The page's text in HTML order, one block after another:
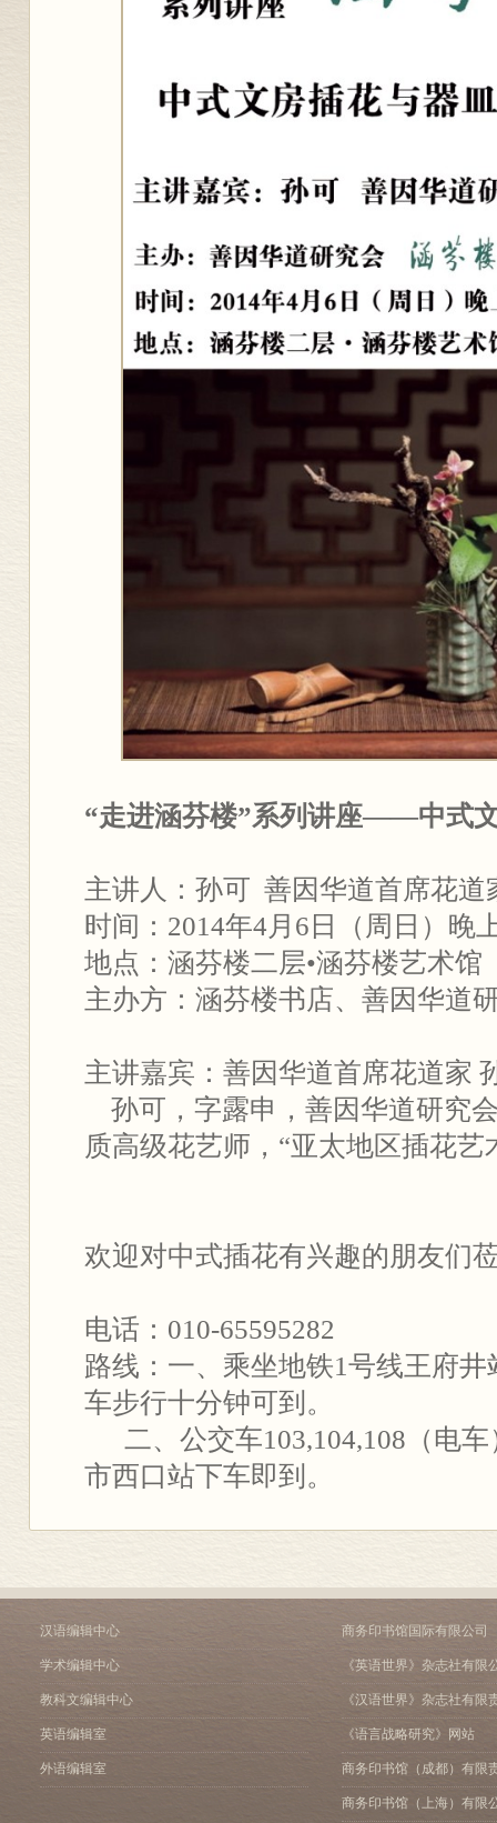
“走进涵芬楼”系列讲座——中式
主讲人：孙可 善因华道首席花道
时间：2014年4月6日（周日）晚
地点：涵芬楼二层•涵芬楼艺术馆
主办方：涵芬楼书店、善因华道
主讲嘉宾：善因华道首席花道家
孙可，字露申，善因华道研究
质高级花艺师，“亚太地区插花艺
欢迎对中式插花有兴趣的朋友们
电话：010-65595282
路线：一、乘坐地铁1号线王府
车步行十分钟可到。
二、公交车103,104,108（电车
市西口站下车即到。
汉语编辑中心
学术编辑中心
教科文编辑中心
英语编辑室
外语编辑室
商务印书馆国际有限公司
《英语世界》杂志社有限
《汉语世界》杂志社有限
《语言战略研究》网站
商务印书馆（成都）有限
商务印书馆（上海）有限